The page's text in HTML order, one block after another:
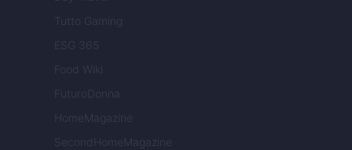
Tutto Gaming
ESG 365
Food Wiki
FuturoDonna
HomeMagazine
SecondHomeMagazine